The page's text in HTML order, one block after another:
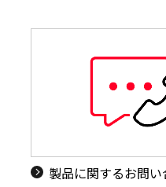
製品に関するお問い